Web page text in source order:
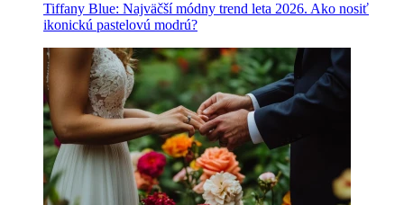
Tiffany Blue: Najväčší módny trend leta 2026. Ako nosiť
ikonickú pastelovú modrú?